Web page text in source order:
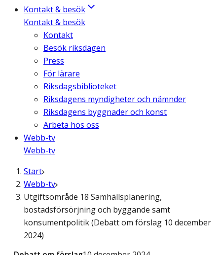
Kontakt & besök
Kontakt & besök
Kontakt
Besök riksdagen
Press
För lärare
Riksdagsbiblioteket
Riksdagens myndigheter och nämnder
Riksdagens byggnader och konst
Arbeta hos oss
Webb-tv
Webb-tv
Start
Webb-tv
Utgiftsområde 18 Samhällsplanering,
bostadsförsörjning och byggande samt
konsumentpolitik (Debatt om förslag 10 december
2024)